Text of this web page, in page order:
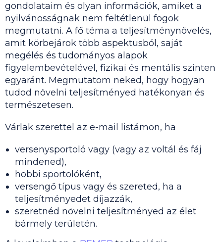
gondolataim és olyan információk, amiket a
nyilvánosságnak nem feltétlenül fogok
megmutatni. A fő téma a teljesítménynövelés,
amit körbejárok több aspektusból, saját
megélés és tudományos alapok
figyelembevételével, fizikai és mentális szinten
egyaránt. Megmutatom neked, hogy hogyan
tudod növelni teljesítményed hatékonyan és
természetesen.
Várlak szerettel az e-mail listámon, ha
versenysportoló vagy (vagy az voltál és fáj
mindened),
hobbi sportolóként,
versengő típus vagy és szereted, ha a
teljesítményedet díjazzák,
szeretnéd növelni teljesítményed az élet
bármely területén.